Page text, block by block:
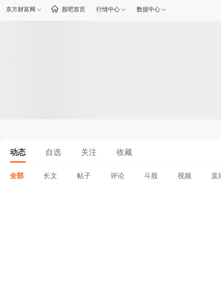
东方财富网 股吧首页 行情中心 数据中心
动态 自选 关注 收藏
全部 长文 帖子 评论 斗股 视频 直